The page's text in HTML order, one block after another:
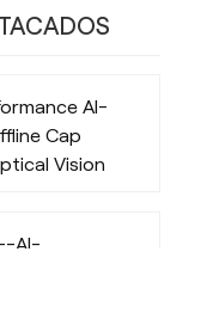
AI-
Cap
Vision
AI-